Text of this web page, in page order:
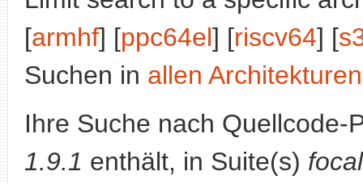
[armhf] [ppc64el] [riscv64] [
Suchen in allen Architekturen
Ihre Suche nach
1.9.1 enthält, in Suite(s) focal